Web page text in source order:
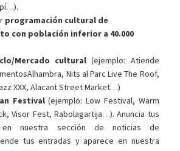
programación cultural de
con población inferior a 40.000
Mercado cultural (ejemplo: Atiende
Nits al Parc Live The Roof,
XXX, Alacant Street Market…)
Festival(ejemplo: Low Festival, Warm
Visor Fest, Rabolagartija…). Anuncia tus
en nuestra sección de noticias de
tus entradas y aparece en nuestra